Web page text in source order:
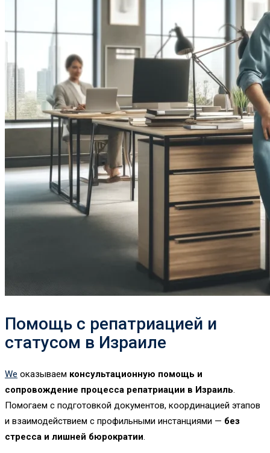
Помощь с репатриацией и
статусом в Израиле
We оказываем консультационную помощь и
сопровождение процесса репатриации в Израиль
Помогаем с подготовкой документов, координацией этапов
и взаимодействием с профильными инстанциями — без
стресса и лишней бюрократии